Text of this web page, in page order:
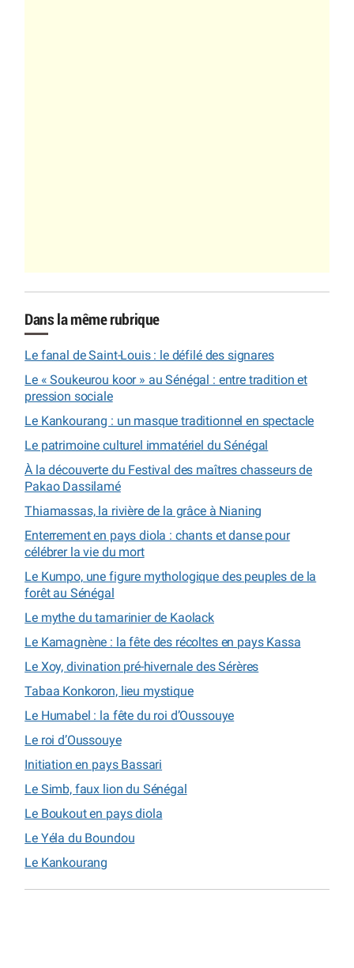
Dans la même rubrique
Le fanal de Saint-Louis : le défilé des signares
Le « Soukeurou koor » au Sénégal : entre tradition et
pression sociale
Le Kankourang : un masque traditionnel en spectacle
Le patrimoine culturel immatériel du Sénégal
À la découverte du Festival des maîtres chasseurs de
Pakao Dassilamé
Thiamassas, la rivière de la grâce à Nianing
Enterrement en pays diola : chants et danse pour
célébrer la vie du mort
Le Kumpo, une figure mythologique des peuples de la
forêt au Sénégal
Le mythe du tamarinier de Kaolack
Le Kamagnène : la fête des récoltes en pays Kassa
Le Xoy, divination pré-hivernale des Sérères
Tabaa Konkoron, lieu mystique
Le Humabel : la fête du roi d’Oussouye
Le roi d’Oussouye
Initiation en pays Bassari
Le Simb, faux lion du Sénégal
Le Boukout en pays diola
Le Yéla du Boundou
Le Kankourang